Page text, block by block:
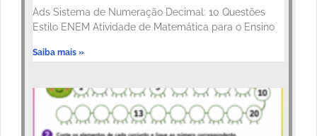
Ads Sistema de Numeração Decimal: 10 Questões
Estilo ENEM Atividade de Matemática para o Ensino
Saiba mais »